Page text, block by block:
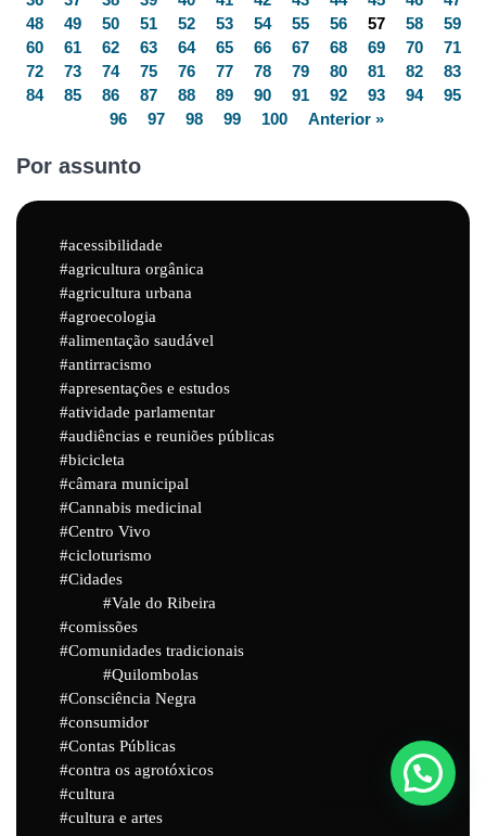
48
49 50 51 52 53 54 55 56 57 58
59
60
61 62 63 64 65 66 67 68 69 70
71
72
73 74 75 76 77 78 79 80 81 82
83
84
85 86 87 88 89 90 91 92 93 94
95
96
97 98 99 100 Anterior »
Por assunto
acessibilidade
agricultura orgânica
agricultura urbana
agroecologia
alimentação saudável
antirracismo
apresentações e estudos
atividade parlamentar
audiências e reuniões públicas
bicicleta
câmara municipal
Cannabis medicinal
Centro Vivo
cicloturismo
Cidades
Vale do Ribeira
comissões
Comunidades tradicionais
Quilombolas
Consciência Negra
consumidor
Contas Públicas
contra os agrotóxicos
cultura
cultura e artes
Powered byJoinchat